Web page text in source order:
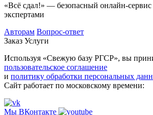
«Всё сдал!» — безопасный онлайн-
экспертами
Авторам Вопрос-ответ
Заказ Услуги
Используя «Свежую базу РГСР», вы
пользовательское соглашение
и политику обработки персональных
Сайт работает по московскому времени:
Мы ВКонтакте